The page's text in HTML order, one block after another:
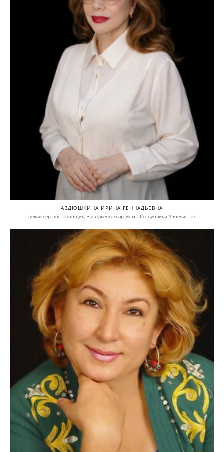
АВДЮШКИНА ИРИНА ГЕННАДЬЕВНА
режиссер-постановщик, Заслуженная артистка Республики Узбекистан